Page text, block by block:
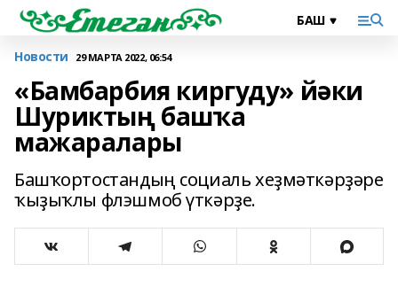
Новости 29 МАРТА 2022, 06:54
«Бамбарбия киргуду» йәки
Шуриктың башҡа
мажаралары
Башҡортостандың социаль хеҙмәткәрҙәре
ҡыҙыҡлы флэшмоб үткәрҙе.